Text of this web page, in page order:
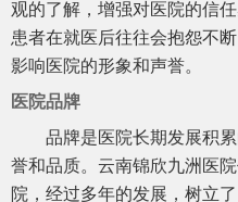
观的了解，增强对医院的信
患者在就医后往往会抱怨不
影响医院的形象和声誉。
医院品牌
品牌是医院长期发展积
誉和品质。云南锦欣九洲医
院，经过多年的发展，树立